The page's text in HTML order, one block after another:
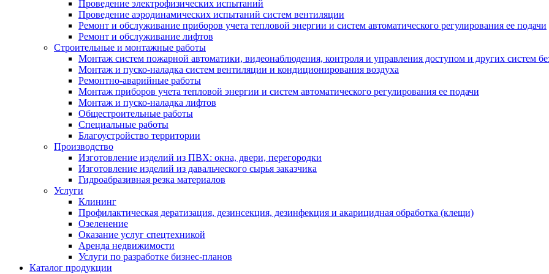
Проведение электрофизических испытаний
Проведение аэродинамических испытаний систем вентиляции
Ремонт и обслуживание приборов учета тепловой энергии и систем автоматического регулирования ее подачи
Ремонт и обслуживание лифтов
Строительные и монтажные работы
Монтаж систем пожарной автоматики, видеонаблюдения, контроля и управления доступом и других систем
Монтаж и пуско-наладка систем вентиляции и кондиционирования воздуха
Ремонтно-аварийные работы
Монтаж приборов учета тепловой энергии и систем автоматического регулирования ее подачи
Монтаж и пуско-наладка лифтов
Общестроительные работы
Специальные работы
Благоустройство территории
Производство
Изготовление изделий из ПВХ: окна, двери, перегородки
Изготовление изделий из давальческого сырья заказчика
Гидроабразивная резка материалов
Услуги
Клининг
Профилактическая дератизация, дезинсекция, дезинфекция и акарицидная обработка (клещи)
Озеленение
Оказание услуг спецтехникой
Аренда недвижимости
Услуги по разработке бизнес-планов
Каталог продукции